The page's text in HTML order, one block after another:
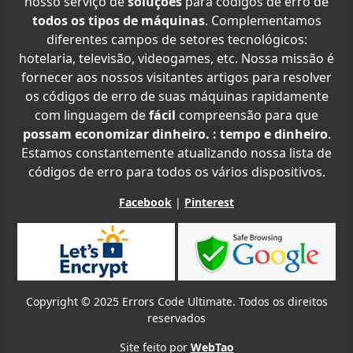
todos os tipos de máquinas. Complementamos
diferentes campos de setores tecnológicos:
hotelaria, televisão, videogames, etc. Nossa missão é
fornecer aos nossos visitantes artigos para resolver
os códigos de erro de suas máquinas rapidamente
com linguagem defácil compreensão para que
possam economizar dinheiro. : tempo e dinheiro.
Estamos constantemente atualizando nossa lista de
códigos de erro para todos os vários dispositivos.
Facebook | Pinterest
Copyright © 2025 Errors Code Ultimate. Todos os direitos
reservados
Site feito por WebTao